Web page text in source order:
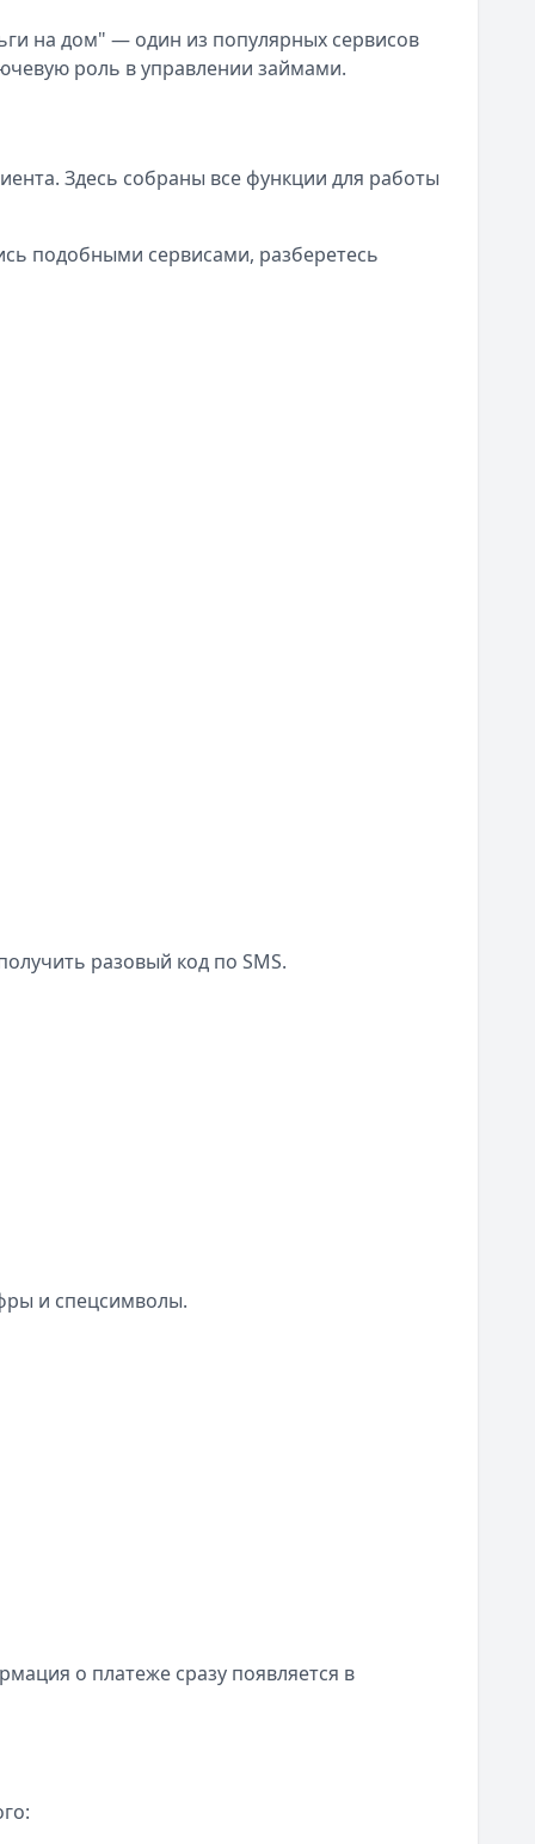
на дом" — один из популярных сервисов
роль в управлении займами.
Здесь собраны все функции для работы
подобными сервисами, разберетесь
разовый код по SMS.
и спецсимволы.
о платеже сразу появляется в